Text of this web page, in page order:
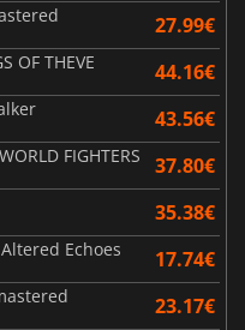
27.99€
OF THEVE 44.16€
43.56€
FIGHTERS 37.80€
35.38€
Echoes 17.74€
23.17€